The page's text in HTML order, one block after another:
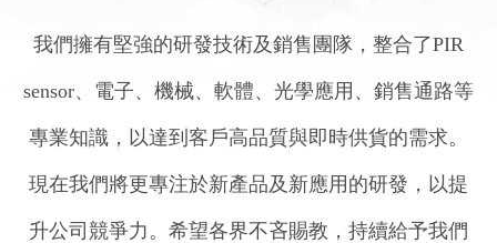
我們擁有堅強的研發技術及銷售團隊，整合了PIR
sensor、電子、機械、軟體、光學應用、銷售通路等
專業知識，以達到客戶高品質與即時供貨的需求。
現在我們將更專注於新產品及新應用的研發，以提
升公司競爭力。希望各界不吝賜教，持續給予我們